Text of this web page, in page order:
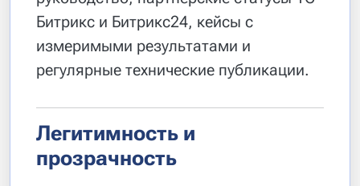
Битрикс и Битрикс24, кейсы с
измеримыми результатами и
регулярные технические публикации.
Легитимность и
прозрачность